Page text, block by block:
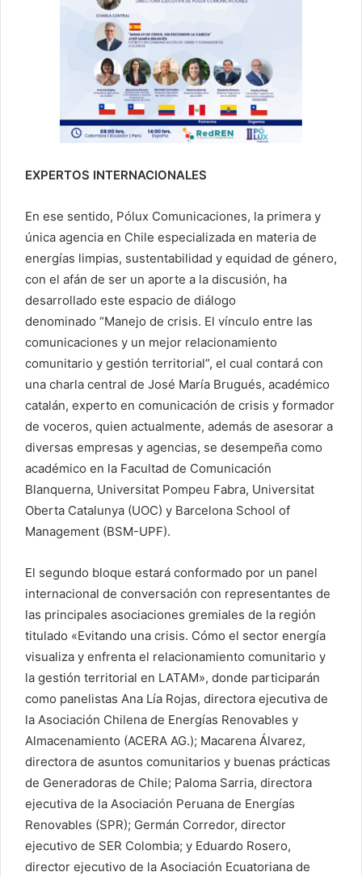
EXPERTOS INTERNACIONALES
En ese sentido, Pólux Comunicaciones, la primera y
única agencia en Chile especializada en materia de
energías limpias, sustentabilidad y equidad de género,
con el afán de ser un aporte a la discusión, ha
desarrollado este espacio de diálogo
denominado “Manejo de crisis. El vínculo entre las
comunicaciones y un mejor relacionamiento
comunitario y gestión territorial”, el cual contará con
una charla central de José María Brugués, académico
catalán, experto en comunicación de crisis y formador
de voceros, quien actualmente, además de asesorar a
diversas empresas y agencias, se desempeña como
académico en la Facultad de Comunicación
Blanquerna, Universitat Pompeu Fabra, Universitat
Oberta Catalunya (UOC) y Barcelona School of
Management (BSM-UPF).
El segundo bloque estará conformado por un panel
internacional de conversación con representantes de
las principales asociaciones gremiales de la región
titulado «Evitando una crisis. Cómo el sector energía
visualiza y enfrenta el relacionamiento comunitario y
la gestión territorial en LATAM», donde participarán
como panelistas Ana Lía Rojas, directora ejecutiva de
la Asociación Chilena de Energías Renovables y
Almacenamiento (ACERA AG.); Macarena Álvarez,
directora de asuntos comunitarios y buenas prácticas
de Generadoras de Chile; Paloma Sarria, directora
ejecutiva de la Asociación Peruana de Energías
Renovables (SPR); Germán Corredor, director
ejecutivo de SER Colombia; y Eduardo Rosero,
director ejecutivo de la Asociación Ecuatoriana de